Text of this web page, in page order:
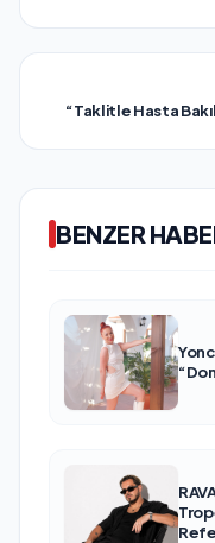
“Taklitle Hasta
BENZER